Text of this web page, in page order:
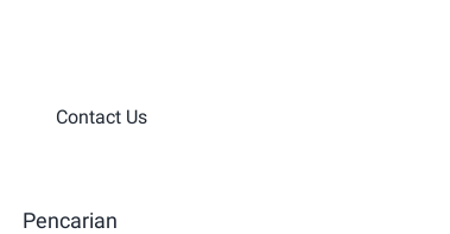
Contact Us
Pencarian